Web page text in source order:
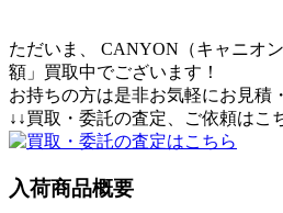
ただいま、 CANYON（キャニオ
額」買取中でございます！
お持ちの方は是非お気軽にお見積
↓↓買取・委託の査定、ご依頼はこ
入荷商品概要